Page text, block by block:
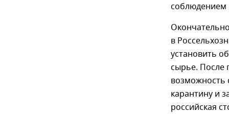
в
установить
сырье. После
возможность
карантину и
российская